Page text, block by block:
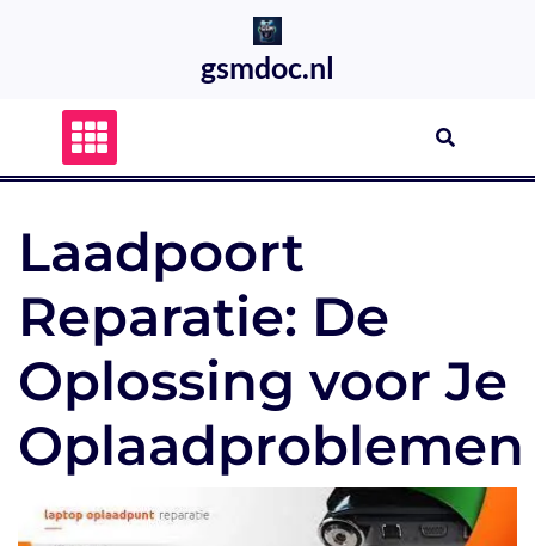
gsmdoc.nl
Laadpoort
Reparatie: De
Oplossing voor Je
Oplaadproblemen